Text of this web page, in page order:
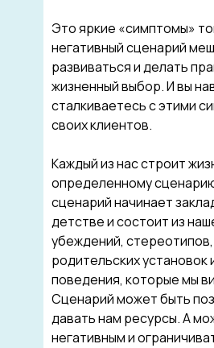
Это яркие «симптомы»
негативный сценарий
развиваться и делать
жизненный выбор. И вы
сталкиваетесь с этими
своих клиентов.
Каждый из нас строит
определенному
сценарий начинает
детстве и состоит из
убеждений, стереотипов,
родительских установок
поведения, которые мы
Сценарий может быть
давать нам ресурсы. А
негативным и